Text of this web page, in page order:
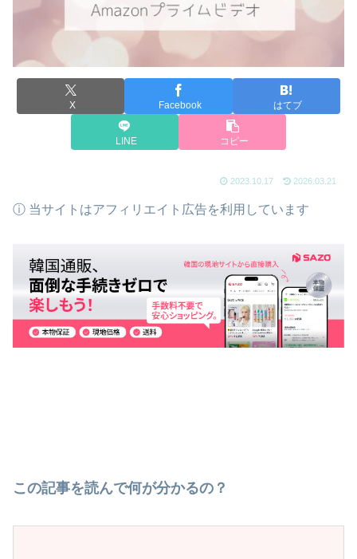
X Facebook はてブ
LINE コピー
2023.10.17 2026.03.21
ⓘ 当サイトはアフィリエイト広告を利用しています
この記事を読んで何が分かるの？